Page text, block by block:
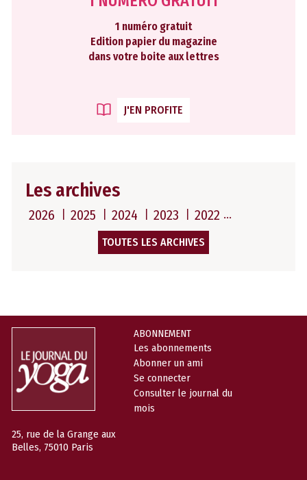
1 numéro gratuit
Edition papier du magazine
dans votre boite aux lettres
J'EN PROFITE
Les archives
2026 2025 2024 2023 2022
TOUTES LES ARCHIVES
25, rue de la Grange aux
Belles, 75010 Paris
ABONNEMENT
Les abonnements
Abonner un ami
Se connecter
Consulter le journal du
mois